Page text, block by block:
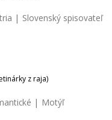
| Slovenský spisovateľ
z raja)
| Motýľ